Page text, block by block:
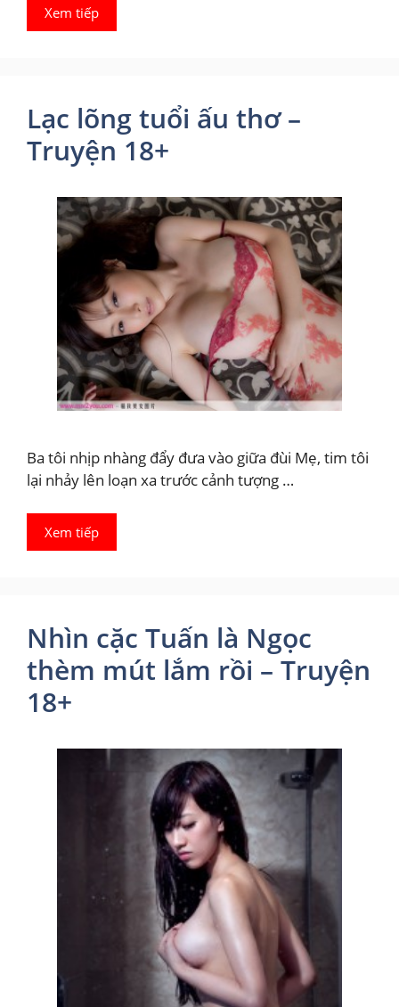
Xem tiếp
Lạc lõng tuổi ấu thơ –
Truyện 18+
Ba tôi nhịp nhàng đẩy đưa vào giữa đùi Mẹ, tim tôi
lại nhảy lên loạn xa trước cảnh tượng …
Xem tiếp
Nhìn cặc Tuấn là Ngọc
thèm mút lắm rồi – Truyện
18+